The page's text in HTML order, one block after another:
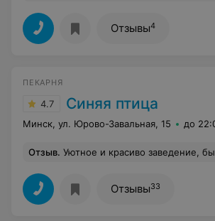
Отзывы4
ПЕКАРНЯ
4.7 Синяя птица
Минск, ул. Юрово-Завальная, 15 до
Отзыв. Уютное и красиво заведение,
Отзывы33